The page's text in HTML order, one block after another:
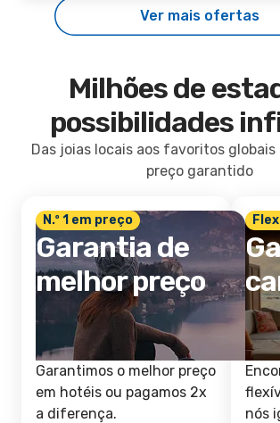
Ver mais ofertas
Milhões de
possibilidades
Das joias locais aos favoritos globais
preço garantido
N.º 1 em preço
Garantia de
melhor preço
Garantimos o melhor preço
em hotéis ou pagamos 2x
a diferença.
nós